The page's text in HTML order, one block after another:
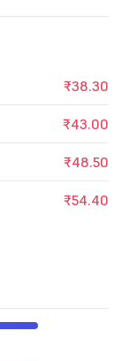
₹38.30
₹43.00
₹48.50
₹54.40